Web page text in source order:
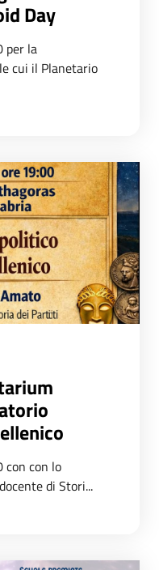
Day
per la
cui il Planetario
con con lo
di Stori...